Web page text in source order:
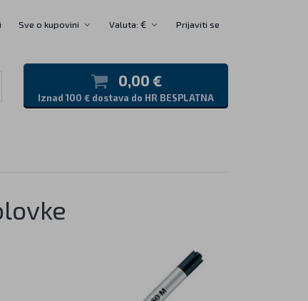
Sve o kupovini Valuta: € Prijaviti se
0,00 €
Iznad 100 € dostava do HR BESPLATNA